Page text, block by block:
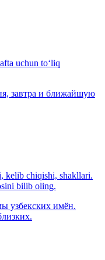
uchun to‘liq
завтра и ближайшую
kelib chiqishi, shakllari.
bilib oling.
узбекских имён.